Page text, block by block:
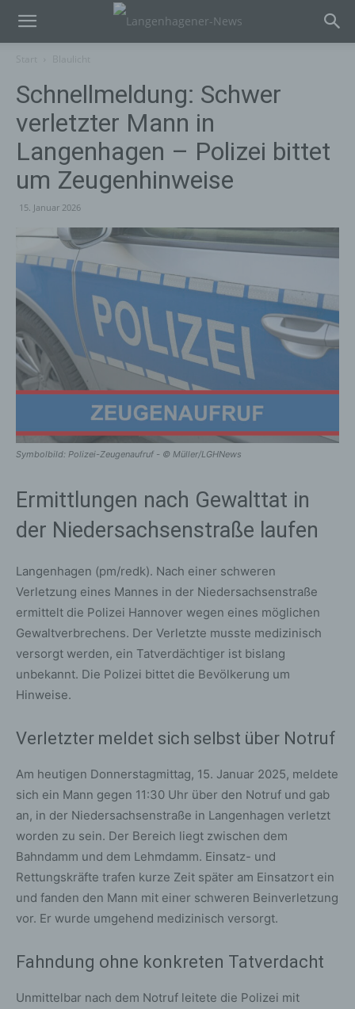
Schnellmeldung: Schwer
verletzter Mann in
Langenhagen – Polizei bittet
um Zeugenhinweise
15. Januar 2026
Symbolbild: Polizei-Zeugenaufruf - © Müller/LGHNews
Ermittlungen nach Gewalttat in
der Niedersachsenstraße laufen
Langenhagen (pm/redk). Nach einer schweren
Verletzung eines Mannes in der Niedersachsenstraße
ermittelt die Polizei Hannover wegen eines möglichen
Gewaltverbrechens. Der Verletzte musste medizinisch
versorgt werden, ein Tatverdächtiger ist bislang
unbekannt. Die Polizei bittet die Bevölkerung um
Hinweise.
Verletzter meldet sich selbst über Notruf
Am heutigen Donnerstagmittag, 15. Januar 2025, meldete
sich ein Mann gegen 11:30 Uhr über den Notruf und gab
an, in der Niedersachsenstraße in Langenhagen verletzt
worden zu sein. Der Bereich liegt zwischen dem
Bahndamm und dem Lehmdamm. Einsatz- und
Rettungskräfte trafen kurze Zeit später am Einsatzort ein
und fanden den Mann mit einer schweren Beinverletzung
vor. Er wurde umgehend medizinisch versorgt.
Fahndung ohne konkreten Tatverdacht
Unmittelbar nach dem Notruf leitete die Polizei mit